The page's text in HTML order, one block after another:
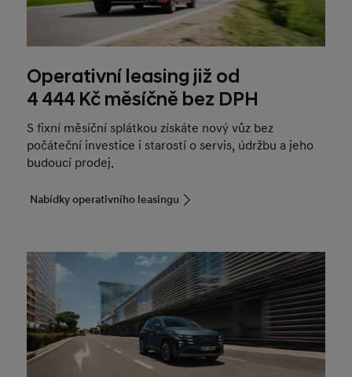
Operativní leasing již od
4 444 Kč měsíčně bez DPH
S fixní měsíční splátkou získáte nový vůz bez
počáteční investice i starostí o servis, údržbu a jeho
budoucí prodej.
Nabídky operativního leasingu